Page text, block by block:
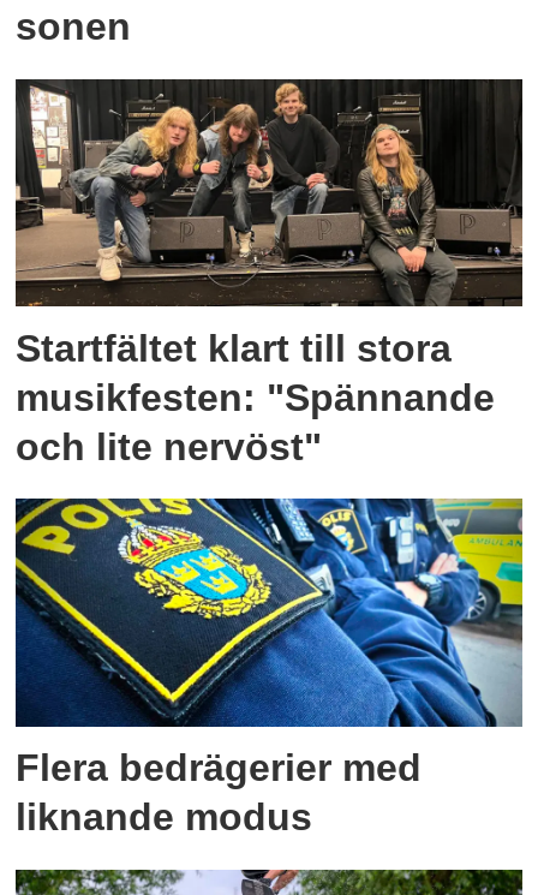
sonen
Startfältet klart till stora
musikfesten: "Spännande
och lite nervöst"
Flera bedrägerier med
liknande modus